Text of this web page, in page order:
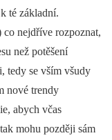
té základní.
nejdříve rozpoznat,
než potěšení
tedy se vším všudy
nové trendy
abych včas
mohu později sám